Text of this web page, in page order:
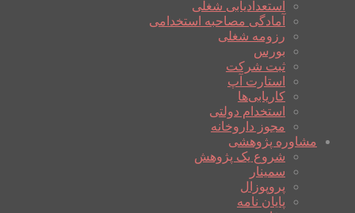
استعدادیابی شغلی
آمادگی مصاحبه استخدامی
رزومه شغلی
بورس
ثبت شرکت
استارت آپ
کاریابی‌ها
استخدام دولتی
مجوز داروخانه
مشاوره پژوهشی
شروع یک پژوهش
سمینار
پروپوزال
پایان نامه